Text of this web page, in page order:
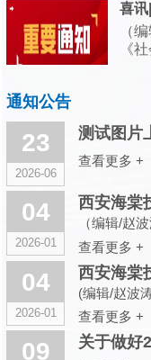
喜
（
《
通知公告
23
2026-06
测试图片
查看更多 +
04
2026-01
西安海棠
（编辑/赵
查看更多 +
04
2026-01
西安海棠
(编辑/赵波
查看更多 +
09 关于做好